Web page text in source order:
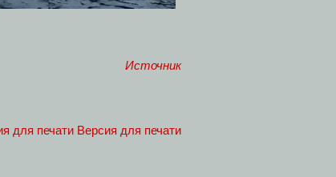
Источник
Версия для печати